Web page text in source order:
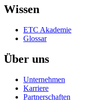
Wis­sen
ETC Aka­de­mie
Glos­sar
Über uns
Un­ter­neh­men
Kar­rie­re
Part­ner­schaf­ten